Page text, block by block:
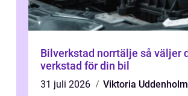
Bilverkstad norrtälje så väljer du rätt
verkstad för din bil
31 juli 2026
Viktoria Uddenholm